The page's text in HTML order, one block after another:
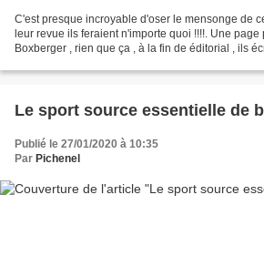
C'est presque incroyable d'oser le mensonge de
leur revue ils feraient n'importe quoi !!!!. Une
Boxberger , rien que ça , à la fin de éditorial , ils
Le sport source essentielle de
Publié le 27/01/2020 à 10:35
Par Pichenel